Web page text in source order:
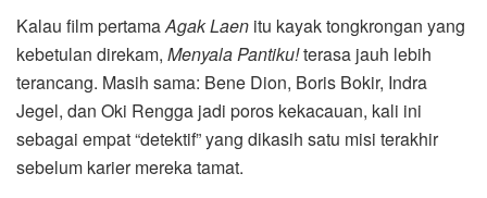
Kalau film pertamaAgak Laen itu kayak tongkrongan yang
kebetulan direkam, Menyala Pantiku!terasa jauh lebih
terancang. Masih sama: Bene Dion, Boris Bokir, Indra
Jegel, dan Oki Rengga jadi poros kekacauan, kali ini
sebagai empat “detektif” yang dikasih satu misi terakhir
sebelum karier mereka tamat.